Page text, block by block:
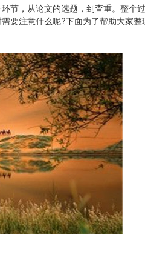
，从论文的选题，到查重。整个
要注意什么呢?下面为了帮助大家